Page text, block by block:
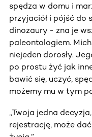
spędza w domu i
przyjaciół i pójść do
dinozaury - zna je
paleontologiem.
niejeden dorosły.
po prostu żyć jak
bawić się, uczyć,
możemy mu w tym
„Twoja jedna
rejestrację, może